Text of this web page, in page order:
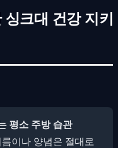
크대 건강 지키
평소 주방 습관
름이나 양념은 절대로